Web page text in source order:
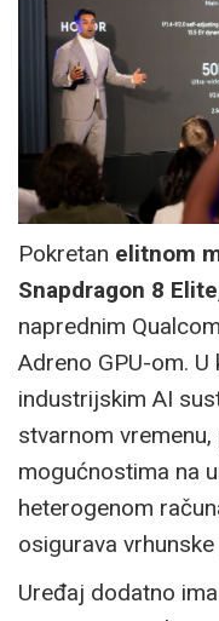
Pokretan elitnom
Snapdragon 8 Elite
naprednim
Adreno GPU-om.
industrijskim AI
stvarnom
mogućnostima na
heterogenom
osigurava
Uređaj dodatno